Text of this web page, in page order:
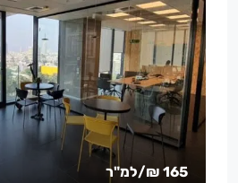
165 ₪ /למ"ר